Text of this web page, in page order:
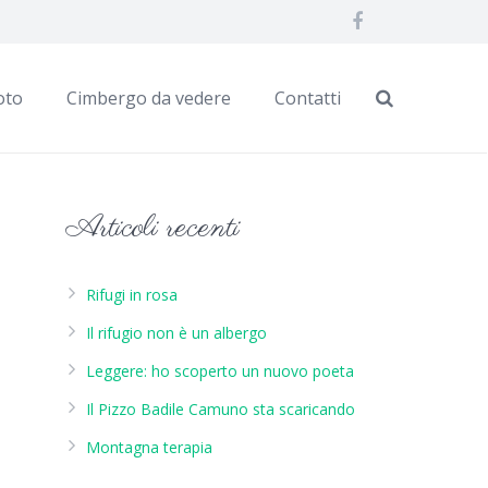
Cimbergo da vedere Contatti
Articoli recenti
Rifugi in rosa
Il rifugio non è un albergo
Leggere: ho scoperto un nuovo poeta
Il Pizzo Badile Camuno sta scaricando
Montagna terapia